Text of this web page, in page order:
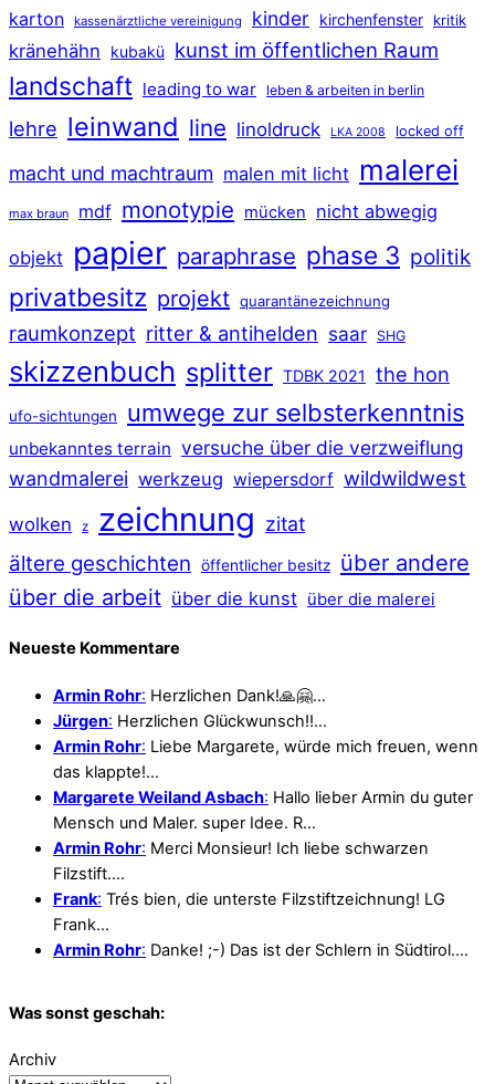
karton kassenärztliche vereinigung kinder kirchenfenster kritik
kränehähn kubakü kunst im öffentlichen Raum
landschaft leading to war leben & arbeiten in berlin
lehre leinwand line linoldruck LKA 2008 locked off
macht und machtraum malen mit licht malerei
max braun mdf monotypie mücken nicht abwegig
objekt papier paraphrase phase 3 politik
privatbesitz projekt quarantänezeichnung
raumkonzept ritter & antihelden saar SHG
skizzenbuch splitter TDBK 2021 the hon
ufo-sichtungen umwege zur selbsterkenntnis
unbekanntes terrain versuche über die verzweiflung
wandmalerei werkzeug wiepersdorf wildwildwest
wolken z zeichnung zitat
ältere geschichten öffentlicher besitz über andere
über die arbeit über die kunst über die malerei
Neueste Kommentare
Armin Rohr: Herzlichen Dank!🙏🤗…
Jürgen: Herzlichen Glückwunsch!!…
Armin Rohr: Liebe Margarete, würde mich freuen, wenn
das klappte!…
Margarete Weiland Asbach: Hallo lieber Armin du guter
Mensch und Maler. super Idee. R…
Armin Rohr: Merci Monsieur! Ich liebe schwarzen
Filzstift.…
Frank: Trés bien, die unterste Filzstiftzeichnung! LG
Frank…
Armin Rohr: Danke! ;-) Das ist der Schlern in Südtirol.…
Was sonst geschah:
Archiv